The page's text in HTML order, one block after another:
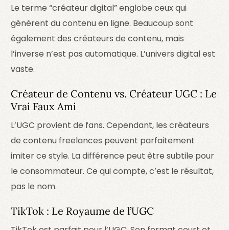
Le terme “créateur digital” englobe ceux qui
génèrent du contenu en ligne. Beaucoup sont
également des créateurs de contenu, mais
l’inverse n’est pas automatique. L’univers digital est
vaste.
Créateur de Contenu vs. Créateur UGC : Le
Vrai Faux Ami
L’UGC provient de fans. Cependant, les créateurs
de contenu freelances peuvent parfaitement
imiter ce style. La différence peut être subtile pour
le consommateur. Ce qui compte, c’est le résultat,
pas le nom.
TikTok : Le Royaume de l’UGC